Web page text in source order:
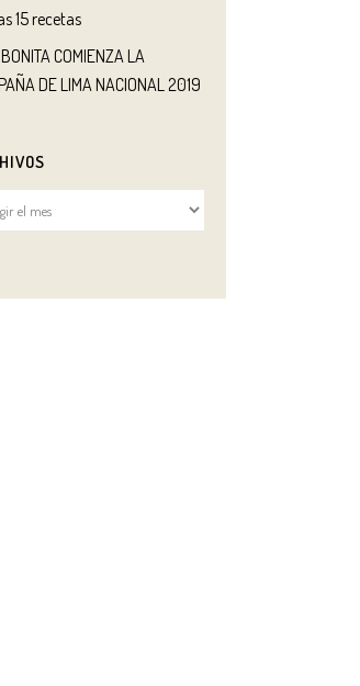
15 recetas
COMIENZA LA
DE LIMA NACIONAL 2019